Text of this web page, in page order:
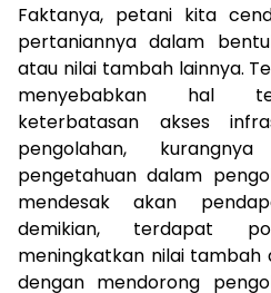
Faktanya, petani kita
pertaniannya dalam
atau nilai tambah lainnya.
menyebabkan hal
keterbatasan akses
pengolahan,
pengetahuan dalam
mendesak akan
demikian, terdapat
meningkatkan nilai
dengan mendorong